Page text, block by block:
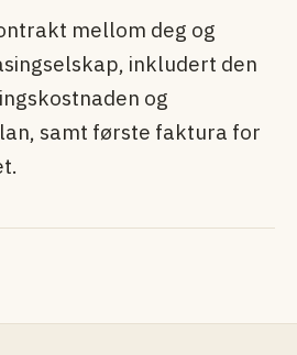
mellom deg og
inkludert den
og
samt første faktura for